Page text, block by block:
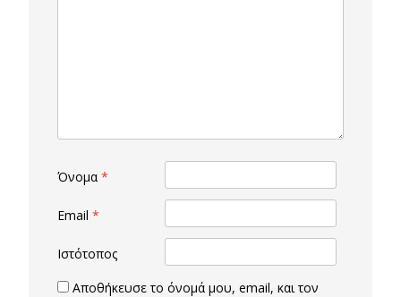
Όνομα *
Email *
Ιστότοπος
Αποθήκευσε το όνομά μου, email, και τον